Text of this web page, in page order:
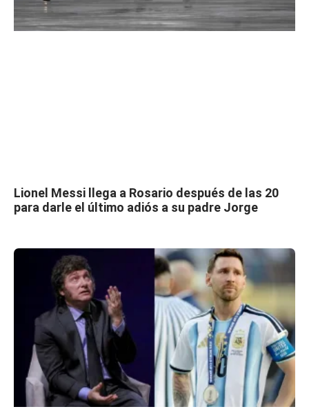
Lionel Messi llega a Rosario después de las 20
para darle el último adiós a su padre Jorge